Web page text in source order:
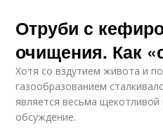
Отруби с
очищения. Как
Хотя со вздутием живота и
газообразованием
является весьма щекотливой
обсуждение.